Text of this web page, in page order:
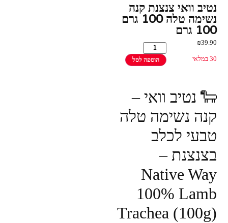
נטיב וואי צנצנת קנה
נשימה טלה 100 גרם
100 גרם
₪39.90
30 במלאי הוספה לסל
🐑 נטיב וואי –
קנה נשימה טלה
טבעי לכלב
בצנצנת –
Native Way
100% Lamb
Trachea (100g)